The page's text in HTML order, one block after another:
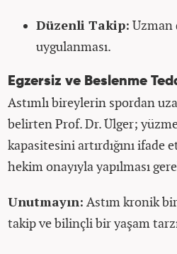
Düzenli Takip: Uzman
uygulanması.
Egzersiz ve Beslenme
Astımlı bireylerin spordan
belirten Prof. Dr. Ülger;
kapasitesini artırdığını ifade
hekim onayıyla yapılması
Unutmayın: Astım kronik
takip ve bilinçli bir yaşam